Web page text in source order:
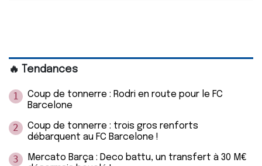
🔥 Tendances
1
Coup de tonnerre : Rodri en route pour le FC
Barcelone
2
Coup de tonnerre : trois gros renforts
débarquent au FC Barcelone !
3
Mercato Barça : Deco battu, un transfert à 30 M€